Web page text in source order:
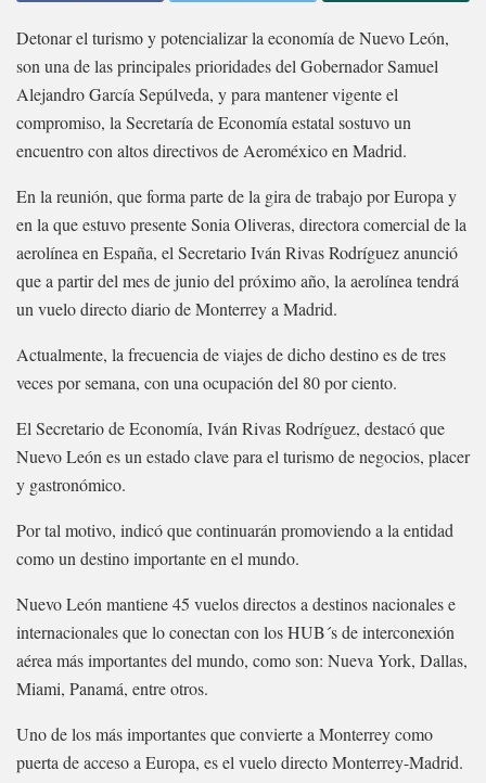
Detonar el turismo y potencializar la economía de Nuevo León,
son una de las principales prioridades del Gobernador Samuel
Alejandro García Sepúlveda, y para mantener vigente el
compromiso, la Secretaría de Economía estatal sostuvo un
encuentro con altos directivos de Aeroméxico en Madrid.
En la reunión, que forma parte de la gira de trabajo por Europa y
en la que estuvo presente Sonia Oliveras, directora comercial de la
aerolínea en España, el Secretario Iván Rivas Rodríguez anunció
que a partir del mes de junio del próximo año, la aerolínea tendrá
un vuelo directo diario de Monterrey a Madrid.
Actualmente, la frecuencia de viajes de dicho destino es de tres
veces por semana, con una ocupación del 80 por ciento.
El Secretario de Economía, Iván Rivas Rodríguez, destacó que
Nuevo León es un estado clave para el turismo de negocios, placer
y gastronómico.
Por tal motivo, indicó que continuarán promoviendo a la entidad
como un destino importante en el mundo.
Nuevo León mantiene 45 vuelos directos a destinos nacionales e
internacionales que lo conectan con los HUB´s de interconexión
aérea más importantes del mundo, como son: Nueva York, Dallas,
Miami, Panamá, entre otros.
Uno de los más importantes que convierte a Monterrey como
puerta de acceso a Europa, es el vuelo directo Monterrey-Madrid.